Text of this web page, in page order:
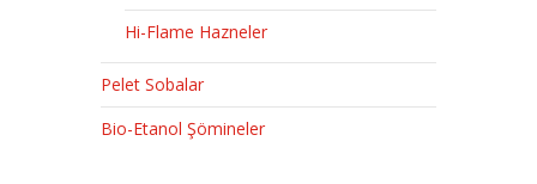
Hi-Flame Hazneler
Pelet Sobalar
Bio-Etanol Şömineler